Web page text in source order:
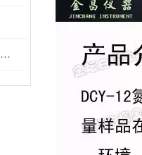
隔水式恒温培养箱常见故障及维修方法